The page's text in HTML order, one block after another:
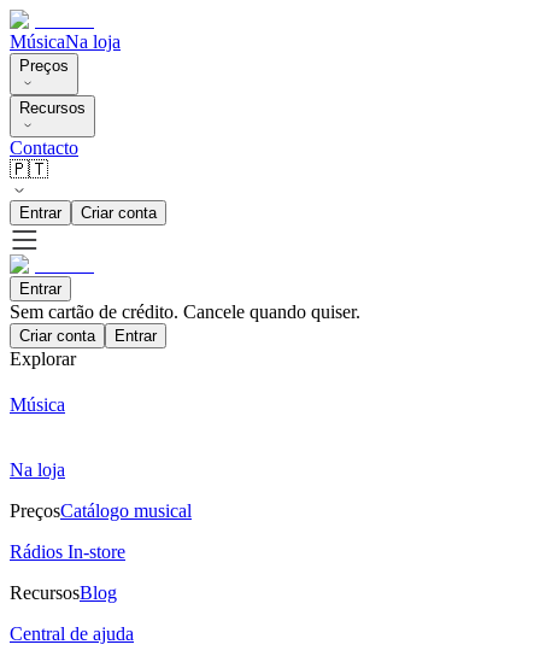
MúsicaNa loja
Preços
Recursos
Contacto
🇵🇹
Entrar Criar conta
Entrar
Sem cartão de crédito. Cancele quando quiser.
Criar conta Entrar
Explorar
Música
Na loja
PreçosCatálogo musical
Rádios In-store
RecursosBlog
Central de ajuda